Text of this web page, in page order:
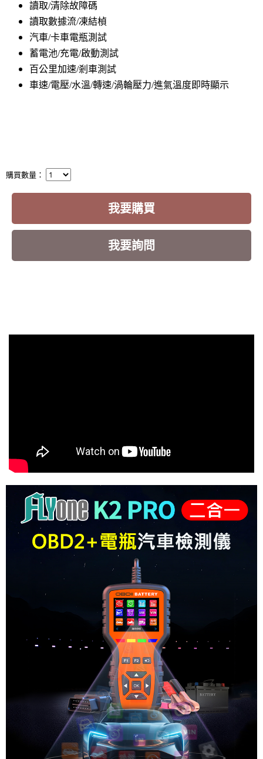
讀取/清除故障碼
讀取數據流/凍結楨
汽車/卡車電瓶測試
蓄電池/充電/啟動測試
百公里加速/剎車測試
車速/電壓/水溫/轉速/渦輪壓力/進氣溫度即時顯示
購買數量：
我要購買
我要詢問